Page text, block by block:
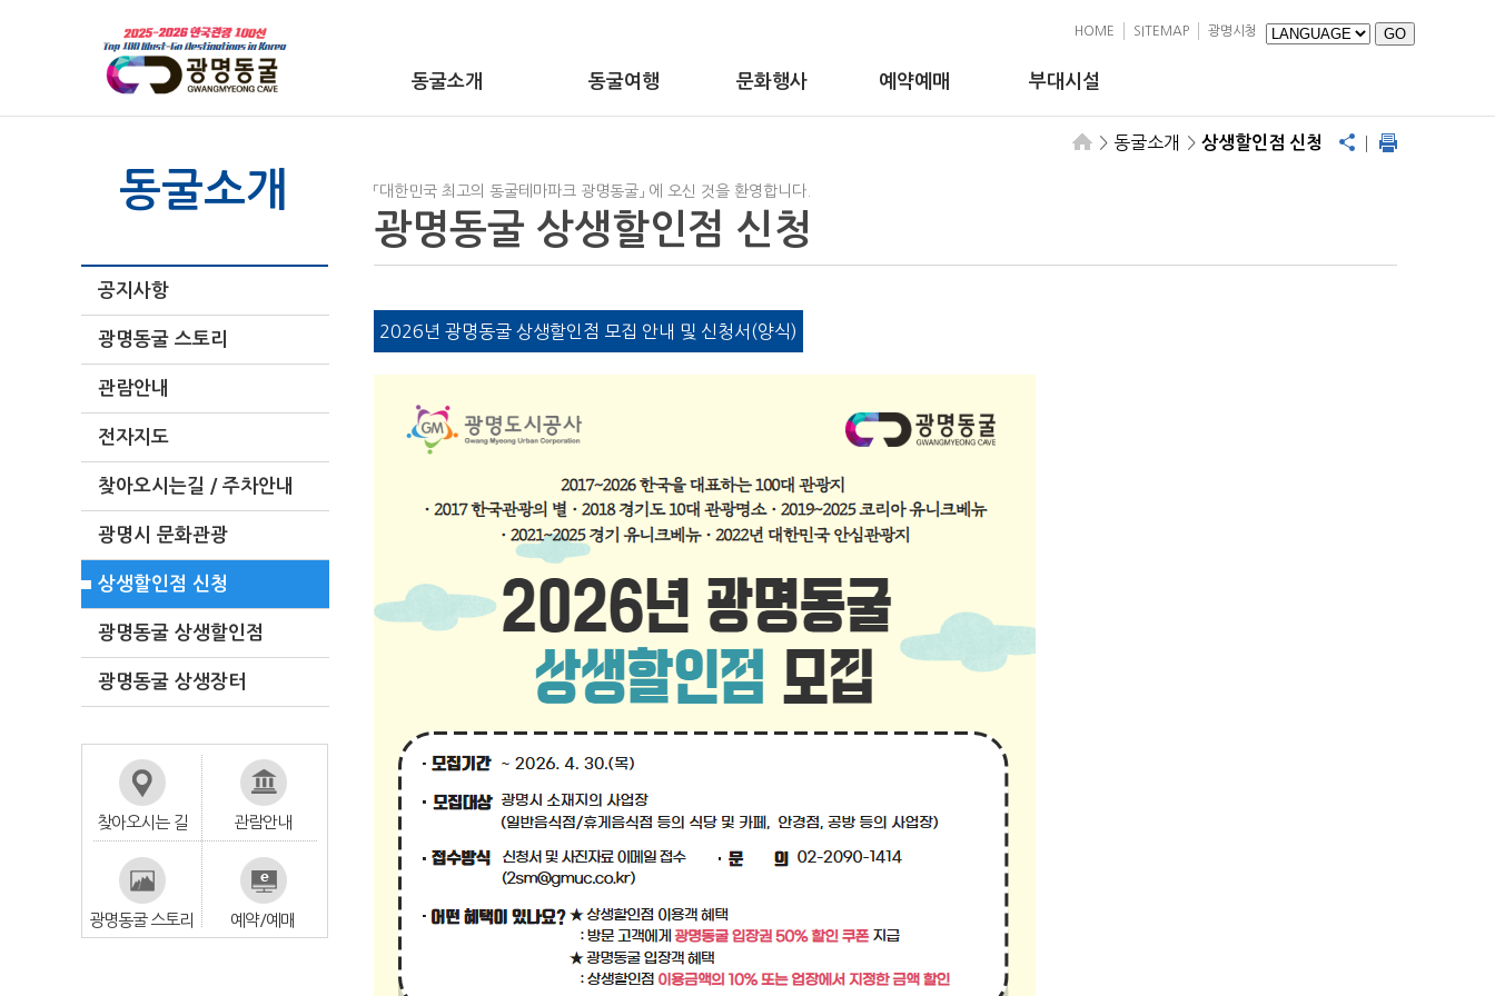
HOME SITEMAP 광명시청
동굴소개 동굴여행 문화행사 예약예매 부대시설
동굴소개
공지사항
광명동굴 스토리
관람안내
전자지도
찾아오시는길 / 주차안내
광명시 문화관광
상생할인점 신청
광명동굴 상생할인점
광명동굴 상생장터
찾아오시는 길 관람안내
광명동굴 스토리 예약/예매
동굴소개 상생할인점 신청
「대한민국 최고의 동굴테마파크 광명동굴」 에 오신 것을 환영합니다.
광명동굴 상생할인점 신청
2026년 광명동굴 상생할인점 모집 안내 및 신청서(양식)